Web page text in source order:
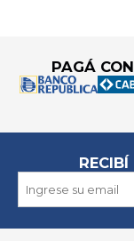
PAGÁ